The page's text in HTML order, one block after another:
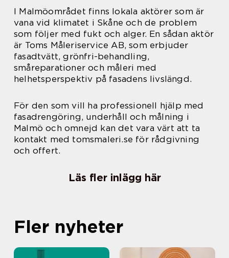
I Malmöområdet finns lokala aktörer som är
vana vid klimatet i Skåne och de problem
som följer med fukt och alger. En sådan aktör
är Toms Måleriservice AB, som erbjuder
fasadtvätt, grönfri-behandling,
småreparationer och måleri med
helhetsperspektiv på fasadens livslängd.
För den som vill ha professionell hjälp med
fasadrengöring, underhåll och målning i
Malmö och omnejd kan det vara värt att ta
kontakt med tomsmaleri.se för rådgivning
och offert.
Läs fler inlägg här
Fler nyheter